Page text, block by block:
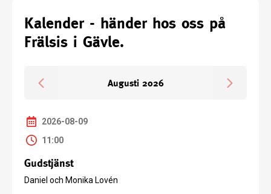
Kalender - händer hos oss på
Frälsis i Gävle.
Augusti 2026
2026-08-09
11:00
Gudstjänst
Daniel och Monika Lovén